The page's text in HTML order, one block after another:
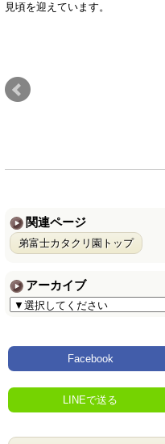
見頃を迎えています。
関連ページ
弟富士カタクリ園トップ
アーカイブ
Facebook
LINEで送る